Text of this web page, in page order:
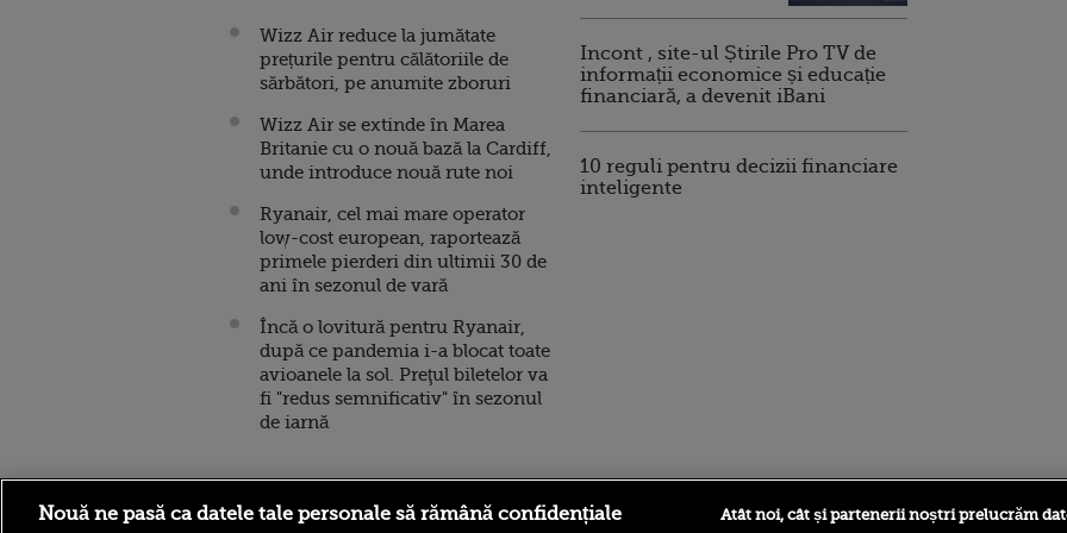
Wizz Air reduce la jumătate
prețurile pentru călătoriile de
sărbători, pe anumite zboruri
Wizz Air se extinde în Marea
Britanie cu o nouă bază la Cardiff,
unde introduce nouă rute noi
Ryanair, cel mai mare operator
low-cost european, raportează
primele pierderi din ultimii 30 de
ani în sezonul de vară
Încă o lovitură pentru Ryanair,
după ce pandemia i-a blocat toate
avioanele la sol. Preţul biletelor va
fi "redus semnificativ" în sezonul
de iarnă
Incont , site-ul Știrile Pro TV de
informații economice și educație
financiară, a devenit iBani
10 reguli pentru decizii financiare
inteligente
Stirileprotv.ro ilike-it.ro foodstory.ro Procinema.ro
Nouă ne pasă ca datele tale personale să rămână confidențiale Atât noi, cât și partenerii noștri prelucrăm